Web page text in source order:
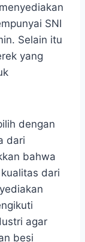
SNI
Selain itu
yang
dengan
dari
bahwa
dari
agar
besi